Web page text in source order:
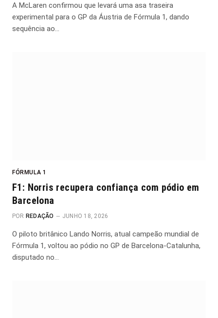
A McLaren confirmou que levará uma asa traseira
experimental para o GP da Áustria de Fórmula 1, dando
sequência ao…
FÓRMULA 1
F1: Norris recupera confiança com pódio em
Barcelona
POR REDAÇÃO JUNHO 18, 2026
O piloto britânico Lando Norris, atual campeão mundial de
Fórmula 1, voltou ao pódio no GP de Barcelona-Catalunha,
disputado no…